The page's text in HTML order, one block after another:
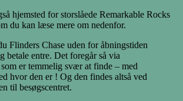
hjemsted for storslåede Remarkable Rocks
du kan læse mere om nedenfor.
Flinders Chase uden for åbningstiden
betale entre. Det foregår så via
er temmelig svær at finde – med
hvor den er ! Og den findes altså ved
til besøgscentret.